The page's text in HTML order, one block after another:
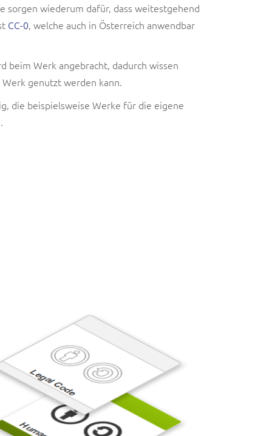
sorgen wiederum dafür, dass weitestgehend
CC-0, welche auch in Österreich anwendbar
beim Werk angebracht, dadurch wissen
genutzt werden kann.
die beispielsweise Werke für die eigene